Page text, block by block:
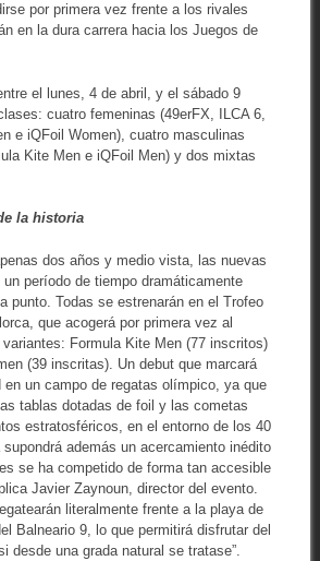
por primera vez frente a los rivales
en la dura carrera hacia los Juegos de
el lunes, 4 de abril, y el sábado 9
cuatro femeninas (49erFX, ILCA 6,
e iQFoil Women), cuatro masculinas
Kite Men e iQFoil Men) y dos mixtas
la historia
dos años y medio vista, las nuevas
período de tiempo dramáticamente
punto. Todas se estrenarán en el Trofeo
que acogerá por primera vez al
Formula Kite Men (77 inscritos)
(39 inscritas). Un debut que marcará
en un campo de regatas olímpico, ya que
tablas dotadas de foil y las cometas
estratosféricos, en el entorno de los 40
además un acercamiento inédito
se ha competido de forma tan accesible
Javier Zaynoun, director del evento.
literalmente frente a la playa de
Balneario 9, lo que permitirá disfrutar del
desde una grada natural se tratase”.